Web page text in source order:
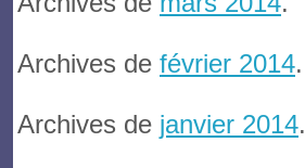
Archives de février 2014.
Archives de janvier 2014.